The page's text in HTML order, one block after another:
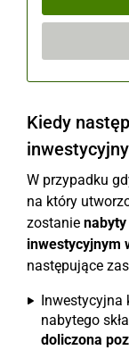
Kiedy
W przypadku
na który
zostanie
inwestycyjnym
następujące
Inwestycyjna
nabytego
doliczona